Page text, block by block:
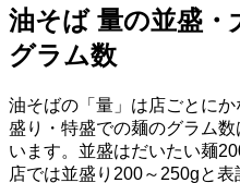
油そば 量の並盛・
グラム数
油そばの「量」は店ごとに
盛り・特盛での麺のグラム
います。並盛はだいたい麺
店では並盛り200～250gと